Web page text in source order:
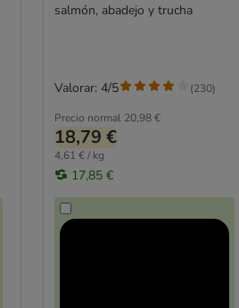
salmón, abadejo y trucha
Precio normal 20,98 €
18,79 €
4,61 € / kg
17,85 €
Valorar: 4/5 (230)